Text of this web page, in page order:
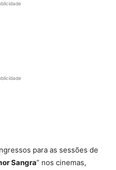
para as sessões de
Sangra” nos cinemas,